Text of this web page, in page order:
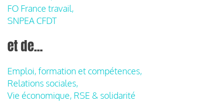
FO France travail,
SNPEA CFDT
et de...
Emploi, formation et compétences,
Relations sociales,
Vie économique, RSE & solidarité